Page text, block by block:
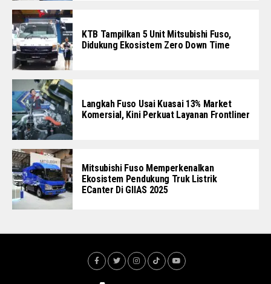
KTB Tampilkan 5 Unit Mitsubishi Fuso,
Didukung Ekosistem Zero Down Time
Langkah Fuso Usai Kuasai 13% Market
Komersial, Kini Perkuat Layanan Frontliner
Mitsubishi Fuso Memperkenalkan
Ekosistem Pendukung Truk Listrik
ECanter Di GIIAS 2025